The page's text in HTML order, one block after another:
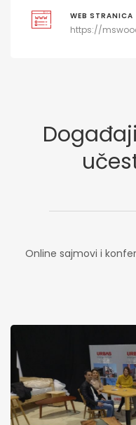
WEB STRANICA
https://
Online sajmovi i